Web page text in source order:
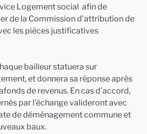
Logement social afin de
de la Commission d’attribution de
les pièces justificatives
bailleur statuera sur
et donnera sa réponse après
de revenus. En cas d’accord,
par l’échange valideront avec
de déménagement commune et
baux.